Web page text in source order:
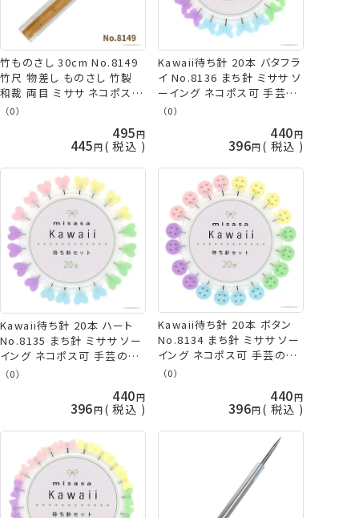
竹ものさし 30cm No.8149
竹尺 物差し ものさし 竹製
和裁 両目 ミササ ネコポス可
手芸の山久
（0）
495
445 税込
Kawaii待ち針 20本 バタフラ
イ No.8136 まち針 ミササ ソ
ーイング ネコポス可 手芸の
山久
（0）
440
396 税込
Kawaii待ち針 20本 ハート
No.8135 まち針 ミササ ソー
イング ネコポス可 手芸の山
久
（0）
440
396 税込
Kawaii待ち針 20本 ボタン
No.8134 まち針 ミササ ソー
イング ネコポス可 手芸の山
久
（0）
440
396 税込